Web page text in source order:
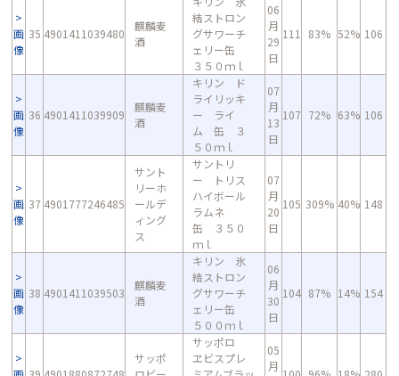
画
像
35 4901411039480
麒麟麦
酒
結ストロン
グサワーチ
ェリー缶
３５０ｍｌ
06
月
29
日
111 83% 52% 106
画
像
36 4901411039909
麒麟麦
酒
キリン ド
ライリッキ
ー ライ
ム 缶 ３
５０ｍｌ
07
月
13
日
107 72% 63% 106
画
像
37 4901777246485
サント
リーホ
ールデ
ィング
ス
サントリ
ー トリス
ハイボール
ラムネ
缶 ３５０
ｍｌ
07
月
20
日
105 309% 40% 148
画
像
38 4901411039503
麒麟麦
酒
キリン 氷
結ストロン
グサワーチ
ェリー缶
５００ｍｌ
06
月
30
日
104 87% 14% 154
サッポ
サッポロ
ヱビスプレ
05
月